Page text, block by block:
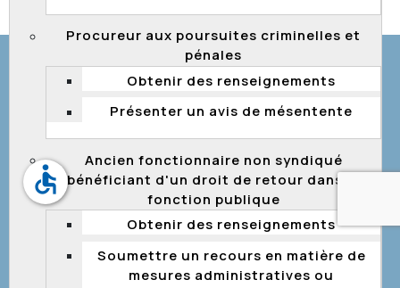
Procureur aux poursuites criminelles et
pénales
Obtenir des renseignements
Présenter un avis de mésentente
Ancien fonctionnaire non syndiqué
bénéficiant d'un droit de retour dans la
fonction publique
Obtenir des renseignements
Soumettre un recours en matière de
mesures administratives ou
© Gouvernement du Québec, 2026
accessible